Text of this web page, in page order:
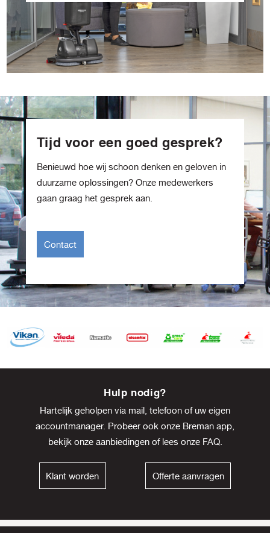
Tijd voor een goed gesprek?
Benieuwd hoe wij schoon denken en geloven in
duurzame oplossingen? Onze medewerkers
gaan graag het gesprek aan.
Contact
Hulp nodig?
Hartelijk geholpen via mail, telefoon of uw eigen
accountmanager. Probeer ook onze Breman app,
bekijk onze aanbiedingenof lees onze FAQ.
Klant worden Offerte aanvragen